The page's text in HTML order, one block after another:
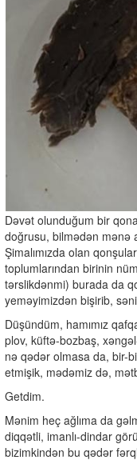
Dəvət olunduğum bir
doğrusu, bilmədən mənə
Şimalımızda olan
toplumlarından birinin
tərslikdənmi) burada da
yeməyimizdən bişirib,
Düşündüm, hamımız
plov, küftə-bozbaş,
nə qədər olmasa da, bir-
etmişik, mədəmiz də,
Getdim.
Mənim heç ağlıma da
diqqətli, imanlı-dindar
bizimkindən bu qədər